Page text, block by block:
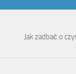
Jak zadbać o